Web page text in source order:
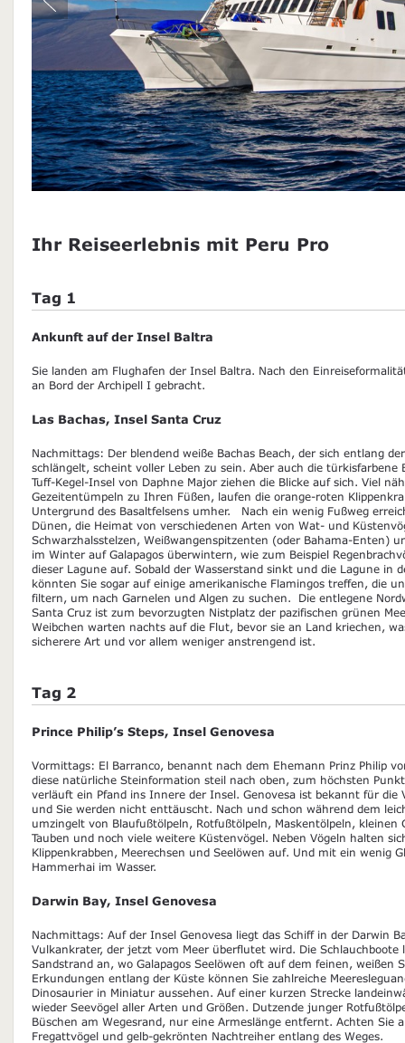
Ihr Reiseerlebnis mit Peru Pro
Tag 1
Ankunft auf der Insel Baltra
Sie landen am Flughafen der Insel Baltra. Nach den
an Bord der Archipell I gebracht.
Las Bachas, Insel Santa Cruz
Nachmittags: Der blendend weiße Bachas Beach, der sich entlang
schlängelt, scheint voller Leben zu sein. Aber auch die
Tuff-Kegel-Insel von Daphne Major ziehen die Blicke auf sich. Viel
Gezeitentümpeln zu Ihren Füßen, laufen die orange-roten
Untergrund des Basaltfelsens umher. Nach ein wenig Fußweg
Dünen, die Heimat von verschiedenen Arten von Wat- und
Schwarzhalsstelzen, Weißwangenspitzenten (oder Bahama-Enten)
im Winter auf Galapagos überwintern, wie zum Beispiel
dieser Lagune auf. Sobald der Wasserstand sinkt und die Lagune in
könnten Sie sogar auf einige amerikanische Flamingos treffen, die
filtern, um nach Garnelen und Algen zu suchen. Die entlegene
Santa Cruz ist zum bevorzugten Nistplatz der pazifischen grünen
Weibchen warten nachts auf die Flut, bevor sie an Land kriechen,
sicherere Art und vor allem weniger anstrengend ist.
Tag 2
Prince Philip’s Steps, Insel Genovesa
Vormittags: El Barranco, benannt nach dem Ehemann Prinz Philip
diese natürliche Steinformation steil nach oben, zum höchsten
verläuft ein Pfand ins Innere der Insel. Genovesa ist bekannt für die
und Sie werden nicht enttäuscht. Nach und schon während dem
umzingelt von Blaufußtölpeln, Rotfußtölpeln, Maskentölpeln, kleinen
Tauben und noch viele weitere Küstenvögel. Neben Vögeln halten
Klippenkrabben, Meerechsen und Seelöwen auf. Und mit ein wenig
Hammerhai im Wasser.
Darwin Bay, Insel Genovesa
Nachmittags: Auf der Insel Genovesa liegt das Schiff in der Darwin
Vulkankrater, der jetzt vom Meer überflutet wird. Die Schlauchboote
Sandstrand an, wo Galapagos Seelöwen oft auf dem feinen, weißen
Erkundungen entlang der Küste können Sie zahlreiche
Dinosaurier in Miniatur aussehen. Auf einer kurzen Strecke
wieder Seevögel aller Arten und Größen. Dutzende junger
Büschen am Wegesrand, nur eine Armeslänge entfernt. Achten Sie
Fregattvögel und gelb-gekrönten Nachtreiher entlang des Weges.